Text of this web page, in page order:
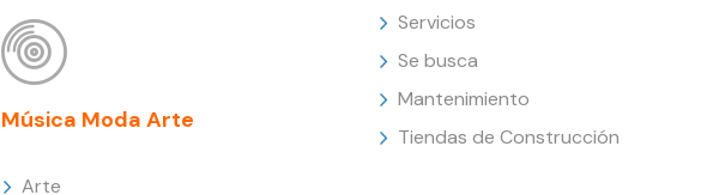
Música Moda Arte
Arte
Servicios
Se busca
Mantenimiento
Tiendas de Construcción